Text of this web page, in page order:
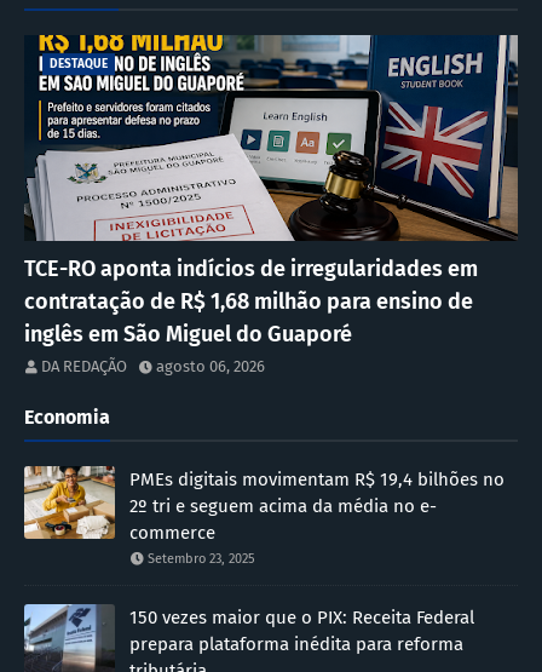
DESTAQUE
TCE-RO aponta indícios de irregularidades em
contratação de R$ 1,68 milhão para ensino de
inglês em São Miguel do Guaporé
DA REDAÇÃO agosto 06, 2026
Economia
PMEs digitais movimentam R$ 19,4 bilhões no
2º tri e seguem acima da média no e-
commerce
Setembro 23, 2025
150 vezes maior que o PIX: Receita Federal
prepara plataforma inédita para reforma